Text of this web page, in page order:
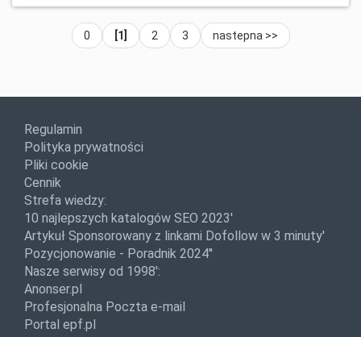
0 [1] 2 3 nastepna >>
Regulamin
Polityka prywatności
Pliki cookie
Cennik
Strefa wiedzy:
10 najlepszych katalogów SEO 2023'
Artykuł Sponsorowany z linkami Dofollow w 3 minuty'
Pozycjonowanie - Poradnik 2024''
Nasze serwisy od 1998':
Anonser.pl
Profesjonalna Poczta e-mail
Portal epf.pl